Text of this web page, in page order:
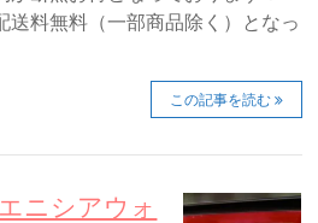
料無料（一部商品除く）となっ
この記事を読む
ニシアウォ